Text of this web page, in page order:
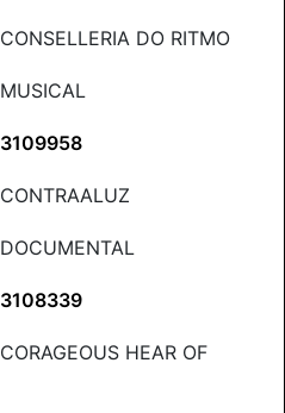
CONSELLERIA DO RITMO
MUSICAL
3109958
CONTRAALUZ
DOCUMENTAL
3108339
CORAGEOUS HEAR OF